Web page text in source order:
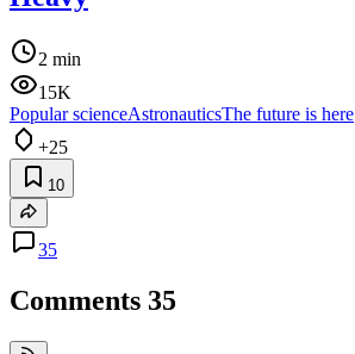
2 min
15K
Popular scienceAstronauticsThe future is here
+25
10
35
Comments 35